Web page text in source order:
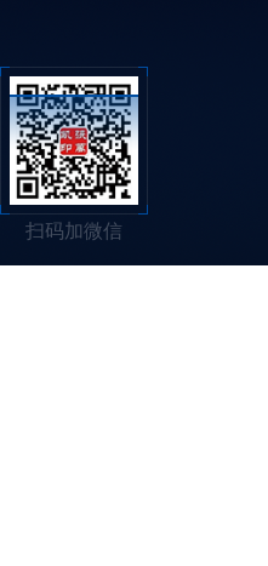
扫码加微信